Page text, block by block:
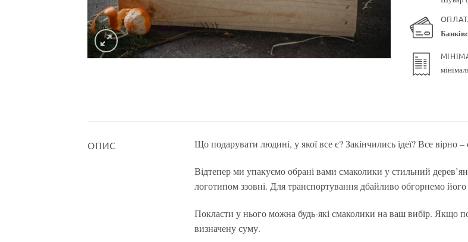
ОПИС Що подарувати людині, у якої все є? Закінчились ідеї? Все вірно
Відтепер ми упакуємо обрані вами смаколики у стильний
логотипом ззовні. Для транспортування дбайливо обгорнемо
Покласти у нього можна будь-які смаколики на ваш вибір. Якщо
визначену суму.